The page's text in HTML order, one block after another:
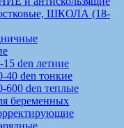
ШКОЛА (18-
den летние
40 den тонкие
600 den теплые
беременных